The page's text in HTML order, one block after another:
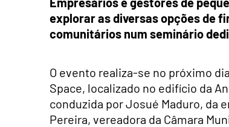
explorar as diversas opções de
comunitários num seminário
O evento realiza-se no próximo
Space, localizado no edifício da
conduzida por Josué Maduro, da
Pereira, vereadora da Câmara